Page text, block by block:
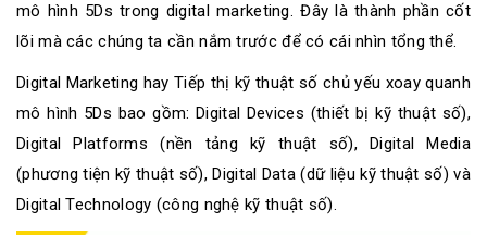
mô hình 5Ds trong digital marketing. Đây là thành phần cốt
lõi mà các chúng ta cần nắm trước để có cái nhìn tổng thể.
Digital Marketing hay Tiếp thị kỹ thuật số chủ yếu xoay quanh
mô hình 5Ds bao gồm: Digital Devices (thiết bị kỹ thuật số),
Digital Platforms (nền tảng kỹ thuật số), Digital Media
(phương tiện kỹ thuật số), Digital Data (dữ liệu kỹ thuật số) và
Digital Technology (công nghệ kỹ thuật số).